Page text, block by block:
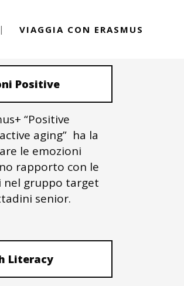
VIAGGIA CON ERASMUS
Positive
“Positive
aging” ha la
le emozioni
rapporto con le
gruppo target
senior.
Literacy